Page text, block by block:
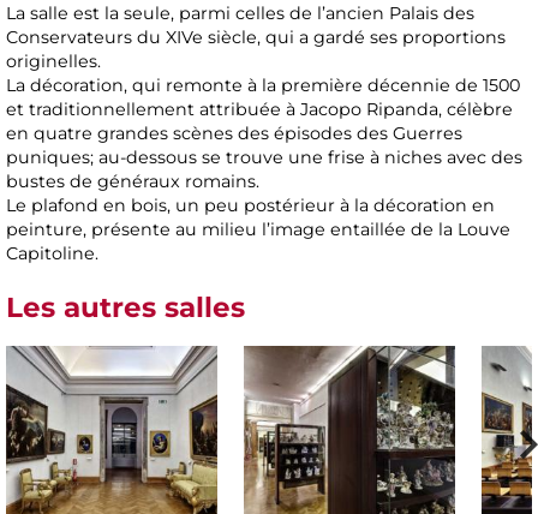
La salle est la seule, parmi celles de l’ancien Palais des
Conservateurs du XIVe siècle, qui a gardé ses proportions
originelles.
La décoration, qui remonte à la première décennie de 1500
et traditionnellement attribuée à Jacopo Ripanda, célèbre
en quatre grandes scènes des épisodes des Guerres
puniques; au-dessous se trouve une frise à niches avec des
bustes de généraux romains.
Le plafond en bois, un peu postérieur à la décoration en
peinture, présente au milieu l’image entaillée de la Louve
Capitoline.
Les autres salles